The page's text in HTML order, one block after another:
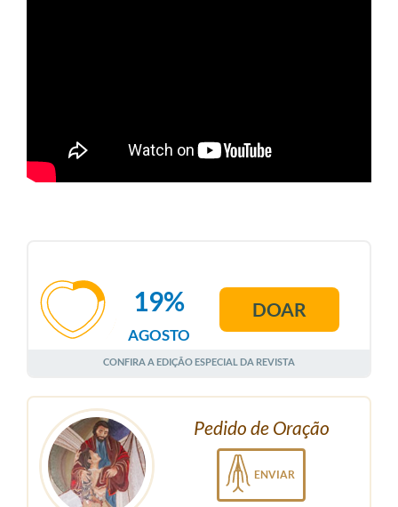
AGOSTO
19% DOAR
CONFIRA A EDIÇÃO ESPECIAL DA REVISTA
Pedido de Oração
ENVIAR